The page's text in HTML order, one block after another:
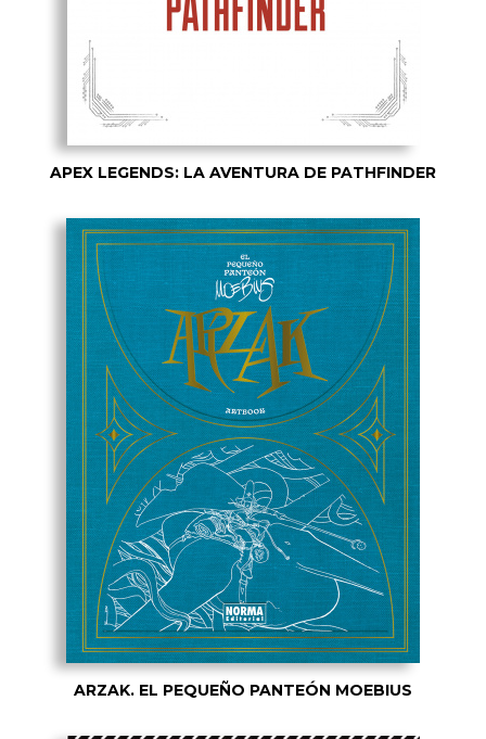
APEX LEGENDS: LA AVENTURA DE PATHFINDER
ARZAK. EL PEQUEÑO PANTEÓN MOEBIUS